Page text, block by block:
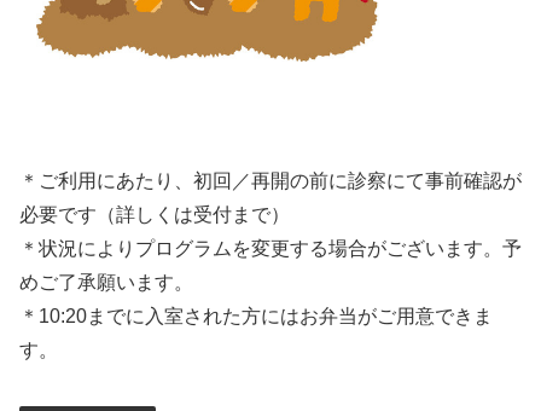
＊ご利用にあたり、初回／再開の前に診察にて事前確認が
必要です（詳しくは受付まで）
＊状況によりプログラムを変更する場合がございます。予
めご了承願います。
＊10:20までに入室された方にはお弁当がご用意できま
す。